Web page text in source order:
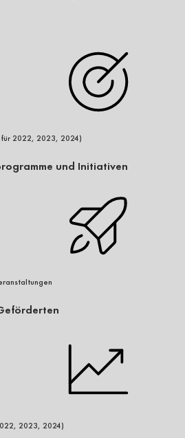
für 2022, 2023, 2024)
und Initiativen
2023, 2024)